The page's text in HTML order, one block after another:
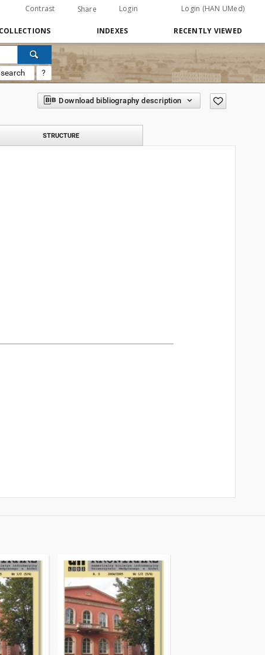
Contrast Share Login Login (HAN UMed)
COLLECTIONS INDEXES RECENTLY VIEWED
?
Download bibliography description
STRUCTURE